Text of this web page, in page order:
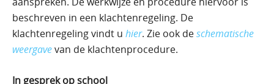
beschreven in een klachtenregeling. De
klachtenregeling vindt u hier. Zie ook deschematische
weergavevan de klachtenprocedure.
In gesprek op school